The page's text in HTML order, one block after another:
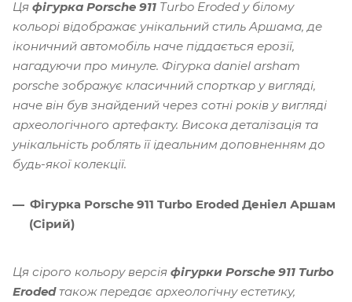
Ця фігурка Porsche 911 Turbo Eroded у білому
кольорі відображає унікальний стиль Аршама, де
іконичний автомобіль наче піддається ерозії,
нагадуючи про минуле. Фігурка daniel arsham
porsche зображує класичний спорткар у вигляді,
наче він був знайдений через сотні років у вигляді
археологічного артефакту. Висока деталізація та
унікальність роблять її ідеальним доповненням до
будь-якої колекції.
Фігурка Porsche 911 Turbo Eroded Деніел Аршам
(Сірий)
Ця сірого кольору версія фігурки Porsche 911 Turbo
Erodedтакож передає археологічну естетику,